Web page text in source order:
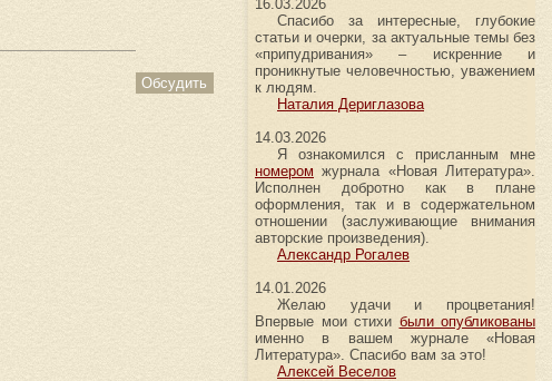
Обсудить
16.03.2026
Спасибо за интересные, глубокие
статьи и очерки, за актуальные темы без
«припудривания» – искренние и
проникнутые человечностью, уважением
к людям.
Наталия Дериглазова
14.03.2026
Я ознакомился с присланным мне
номером журнала «Новая Литература».
Исполнен добротно как в плане
оформления, так и в содержательном
отношении (заслуживающие внимания
авторские произведения).
Александр Рогалев
14.01.2026
Желаю удачи и процветания!
Впервые мои стихи были опубликованы
именно в вашем журнале «Новая
Литература». Спасибо вам за это!
Алексей Веселов